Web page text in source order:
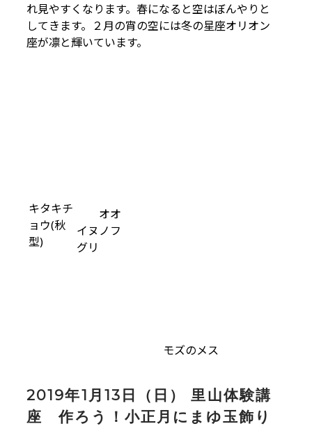
れ見やすくなります。春になると空はぼんやりと
してきます。２月の宵の空には冬の星座オリオン
座が凛と輝いています。
キタキチ
ョウ(秋
型)
オオ
イヌノフ
グリ
モズのメス
2019年1月13日（日） 里山体験講
座 作ろう！小正月にまゆ玉飾り